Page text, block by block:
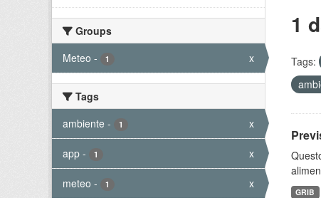
Groups
Meteo - 1 x
Tags
ambiente - 1 x
app - 1 x
meteo - 1 x
1
Tags:
GRIB